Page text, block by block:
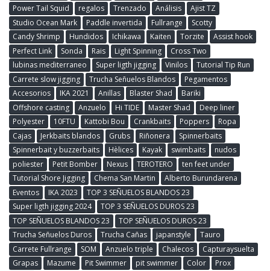
Power Tail Squid
regalos Trenzado Análisis
Ajist TZ
Studio Ocean Mark
Paddle invertida Fullrange
Scotty
Candy Shrimp
Hundidos Ichikawa Kaiten Torzite
Assist hook
Perfect Link
Sonda Rais Light Spinning
Cross Two
lubinas mediterraneo
Super ligth jigging Vinilos
Tutorial Tip Run
Carrete slow jigging
Trucha Señuelos Blandos
Pegamentos
Accesorios
IKA 2021 Anillas Blaster Shad
Bariki
Offshore casting
Anzuelo Hi TIDE Master Shad
Deep liner
Polyester
10FTU Kattobi Bou Crankbaits Poppers
Ropa
Cajas
Jerkbaits blandos Grubs Riñonera
Spinnerbaits
Spinnerbait y buzzerbaits
Hèlices Kayak swimbaits
nudos
poliester
Petit Bomber Nexus TEROTERO
ten feet under
Tutorial Shore Jigging
Chema San Martin
Alberto Burundarena
Eventos
IKA 2023
TOP 3 SEÑUELOS BLANDOS 23
Super ligth jigging 2024
TOP 3 SEÑUELOS DUROS 23
TOP SEÑUELOS BLANDOS 23
TOP SEÑUELOS DUROS 23
Trucha Señuelos Duros
Trucha Cañas japanstyle
Tauro
Carrete Fullrange
SOM Anzuelo triple Chalecos
Capturaysuelta
Grapas
Mazume Pit Swimmer pit swimmer Color
Prox